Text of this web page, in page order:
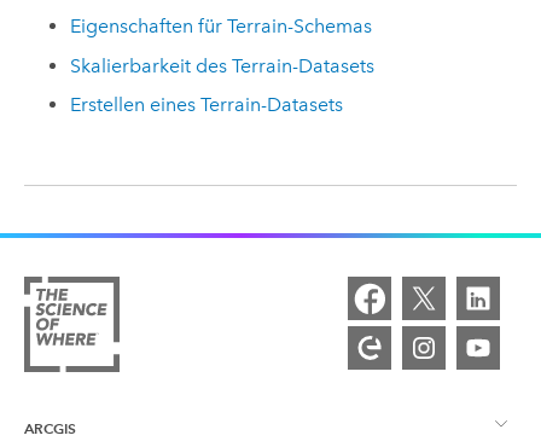
Eigenschaften für Terrain-Schemas
Skalierbarkeit des Terrain-Datasets
Erstellen eines Terrain-Datasets
ARCGIS